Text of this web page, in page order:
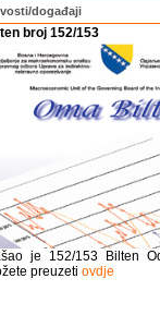
događaji
broj 152/153
je 152/153 Bilten
preuzeti ovdje